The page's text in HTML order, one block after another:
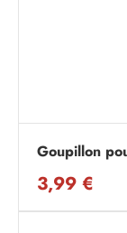
Goupillon
3,99 €